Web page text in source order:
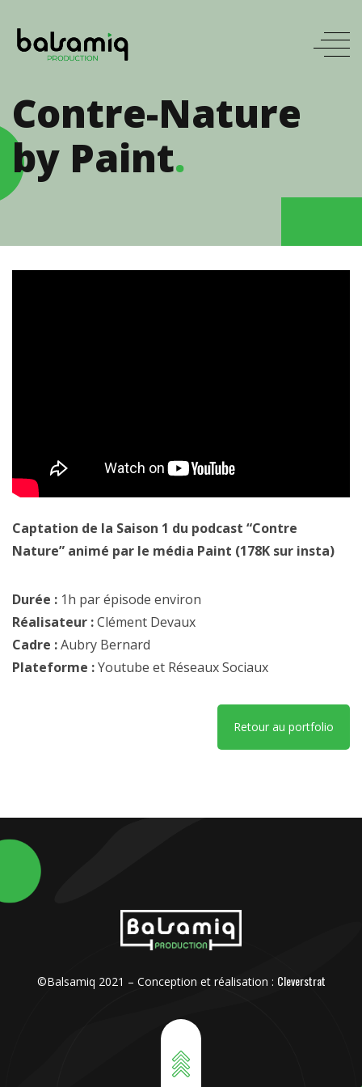
Contre-Nature
by Paint.
Captation de la Saison 1 du podcast “Contre
Nature” animé par le média Paint (178K sur insta)
Durée : 1h par épisode environ
Réalisateur :Clément Devaux
Cadre :Aubry Bernard
Plateforme :Youtube et Réseaux Sociaux
Retour au portfolio
©Balsamiq 2021 – Conception et réalisation : Cleverstrat